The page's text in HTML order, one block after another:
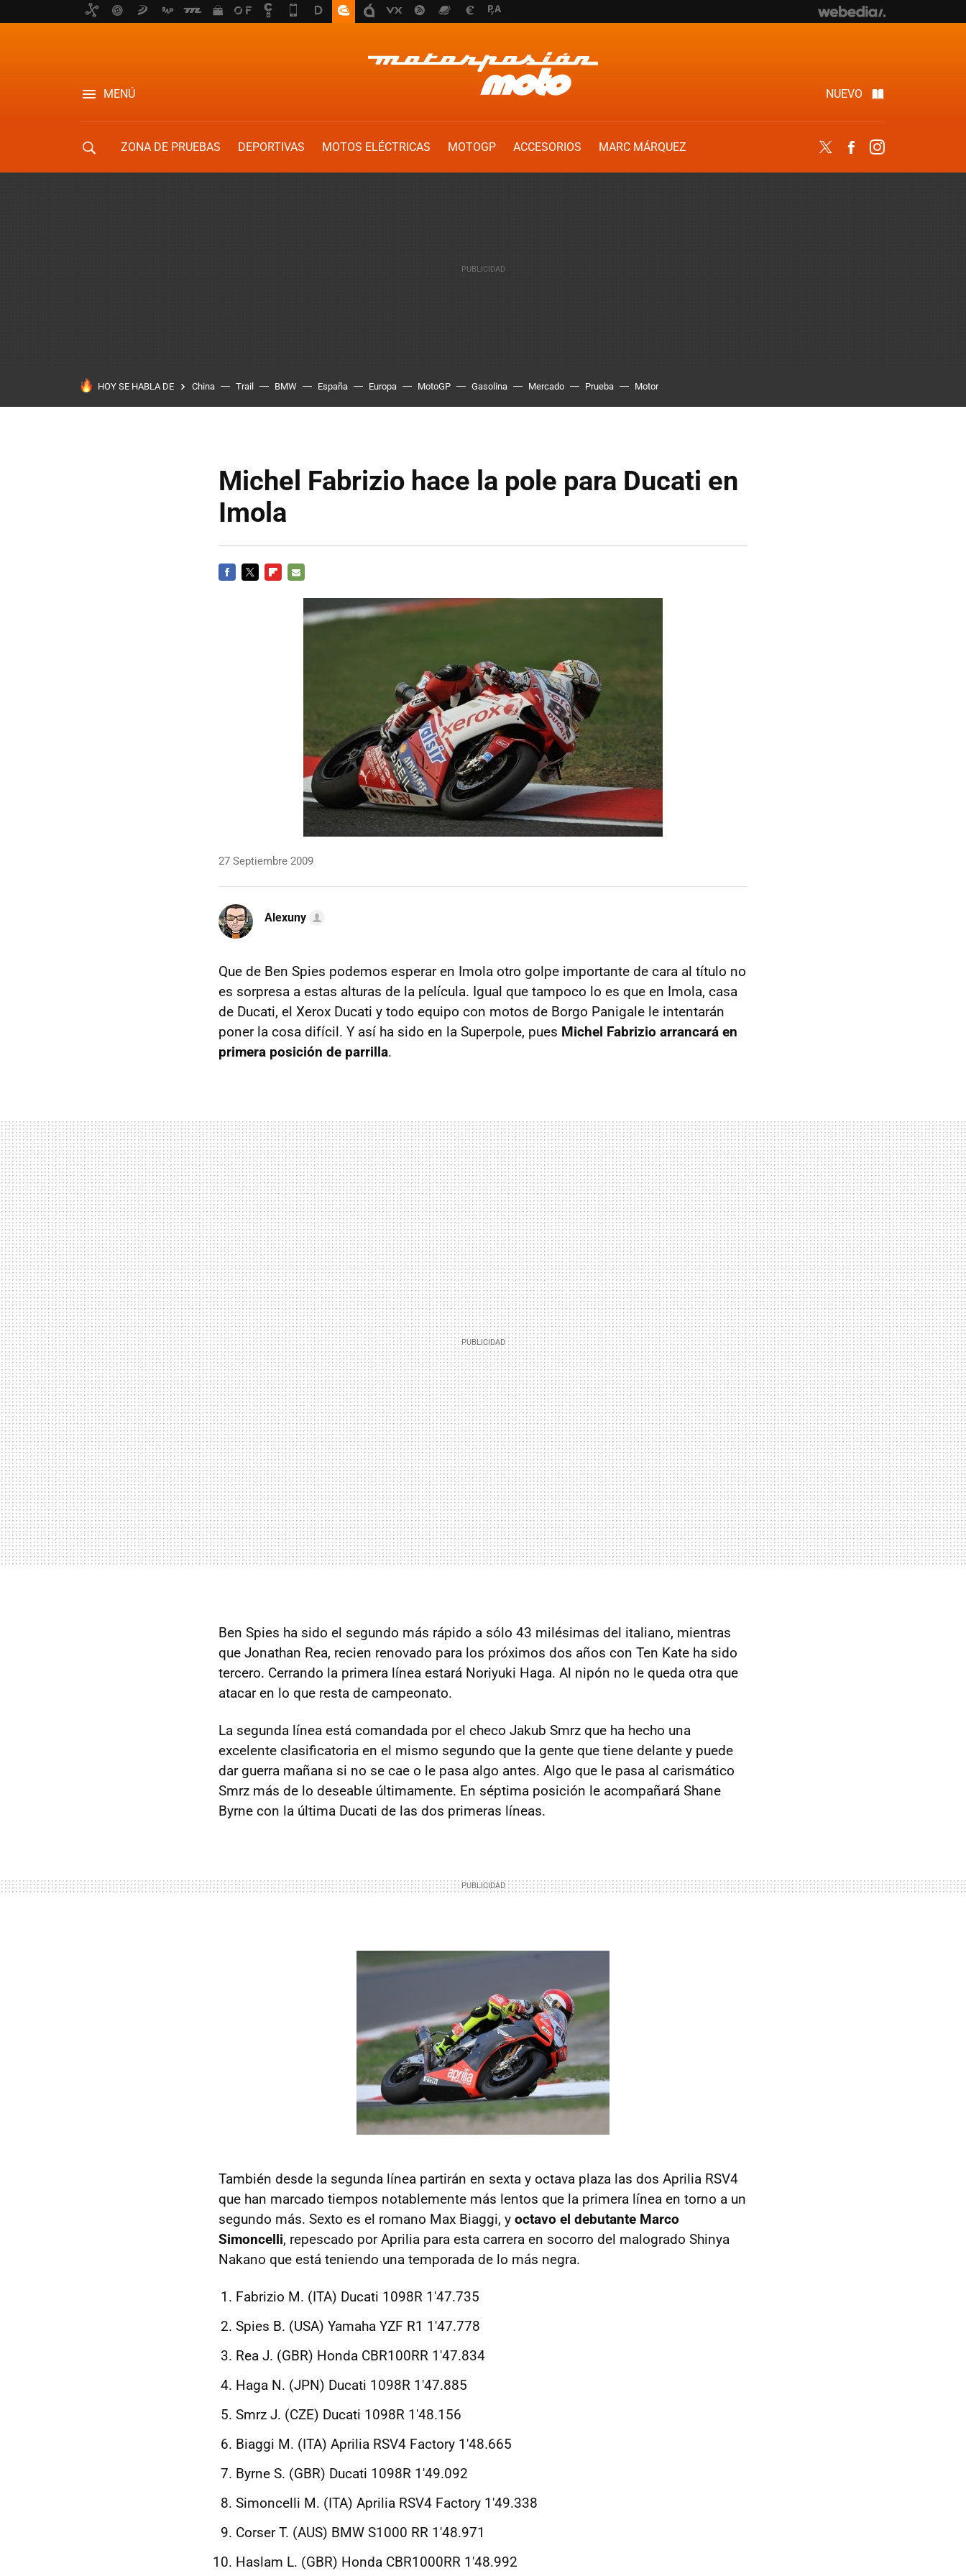
MENÚ NUEVO
ZONA DE PRUEBAS DEPORTIVAS MOTOS ELÉCTRICAS MOTOGP ACCESORIOS
MARC MÁRQUEZ
Twitter Facebook
HOY SE HABLA DE China Trail BMW España Europa MotoGP Gasolina Mercado Prueba Motor
Michel Fabrizio hace la pole para Ducati en
Imola
27 Septiembre 2009
Alexuny
Que de Ben Spies podemos esperar en Imola otro golpe importante de cara al título no
es sorpresa a estas alturas de la película. Igual que tampoco lo es que en Imola, casa
de Ducati, el Xerox Ducati y todo equipo con motos de Borgo Panigale le intentarán
poner la cosa difícil. Y así ha sido en la Superpole, pues Michel Fabrizio arrancará en
primera posición de parrilla.
Ben Spies ha sido el segundo más rápido a sólo 43 milésimas del italiano, mientras
que Jonathan Rea, recien renovado para los próximos dos años con Ten Kate ha sido
tercero. Cerrando la primera línea estará Noriyuki Haga. Al nipón no le queda otra que
atacar en lo que resta de campeonato.
La segunda línea está comandada por el checo Jakub Smrz que ha hecho una
excelente clasificatoria en el mismo segundo que la gente que tiene delante y puede
dar guerra mañana si no se cae o le pasa algo antes. Algo que le pasa al carismático
Smrz más de lo deseable últimamente. En séptima posición le acompañará Shane
Byrne con la última Ducati de las dos primeras líneas.
También desde la segunda línea partirán en sexta y octava plaza las dos Aprilia RSV4
que han marcado tiempos notablemente más lentos que la primera línea en torno a un
segundo más. Sexto es el romano Max Biaggi, y octavo el debutante Marco
Simoncelli, repescado por Aprilia para esta carrera en socorro del malogrado Shinya
Nakano que está teniendo una temporada de lo más negra.
Fabrizio M. (ITA) Ducati 1098R 1'47.735
Spies B. (USA) Yamaha YZF R1 1'47.778
Rea J. (GBR) Honda CBR100RR 1'47.834
Haga N. (JPN) Ducati 1098R 1'47.885
Smrz J. (CZE) Ducati 1098R 1'48.156
Biaggi M. (ITA) Aprilia RSV4 Factory 1'48.665
Byrne S. (GBR) Ducati 1098R 1'49.092
Simoncelli M. (ITA) Aprilia RSV4 Factory 1'49.338
Corser T. (AUS) BMW S1000 RR 1'48.971
Haslam L. (GBR) Honda CBR1000RR 1'48.992